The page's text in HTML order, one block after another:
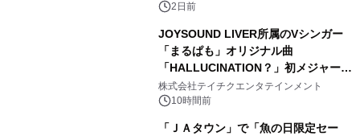
ボグッズも発売決定！
2日前
JOYSOUND LIVER所属のVシンガー
「まるぱも」オリジナル曲
「HALLUCINATION？」初メジャー配
信リリース決定！
株式会社テイチクエンタテインメント
10時間前
「ＪＡタウン」で「魚の日限定セー